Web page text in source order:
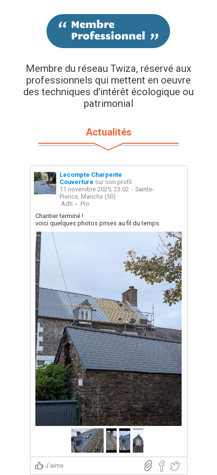
Membre du réseau Twiza, réservé aux
professionnels qui mettent en oeuvre
des techniques d'intérêt écologique ou
patrimonial
Actualités
Lecompte Charpente
Couverture sur son profil
11 novembre 2025, 23:02- Sainte-
Pience, Manche (50)
Adh - Pro
Chantier terminé !
voici quelques photos prises au fil du temps
J'aime